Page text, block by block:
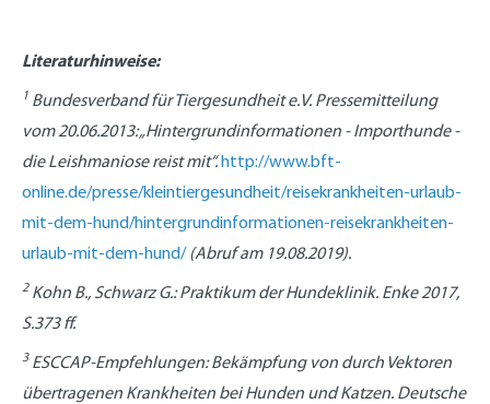
Literaturhinweise:
1 Bundesverband für Tiergesundheit e.V. Pressemitteilung
vom 20.06.2013: „Hintergrundinformationen - Importhunde -
die Leishmaniose reist mit“.http://www.bft-
online.de/presse/kleintiergesundheit/reisekrankheiten-urlaub-
mit-dem-hund/hintergrundinformationen-reisekrankheiten-
urlaub-mit-dem-hund/(Abruf am 19.08.2019).
2Kohn B., Schwarz G.: Praktikum der Hundeklinik. Enke 2017,
S.373 ff.
3ESCCAP-Empfehlungen: Bekämpfung von durch Vektoren
übertragenen Krankheiten bei Hunden und Katzen. Deutsche